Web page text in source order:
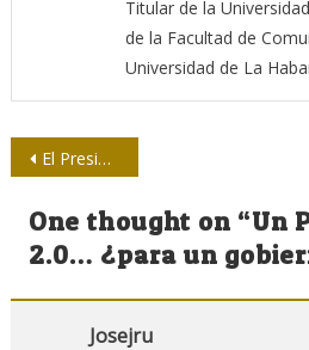
Titular de la
de la Facultad de
Universidad de La
Navegación
de
entradas
El Presidente de Cuba estrena cuenta en Twitter
One thought on “Un
2.0… ¿para un
Josejru